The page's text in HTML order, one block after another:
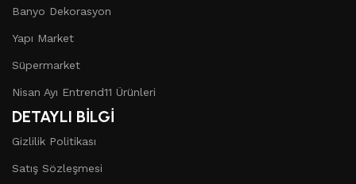
Banyo Dekorasyon
Yapı Market
Süpermarket
Nisan Ayı Entrend11 Ürünleri
DETAYLI BİLGİ
Gizlilik Politikası
Satış Sözleşmesi